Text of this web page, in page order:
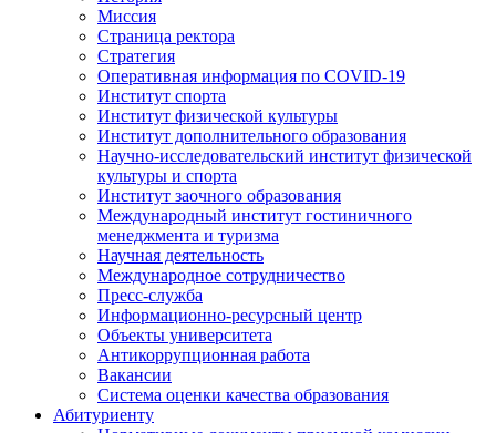
Миссия
Страница ректора
Стратегия
Оперативная информация по COVID-19
Институт спорта
Институт физической культуры
Институт дополнительного образования
Научно-исследовательский институт физической
культуры и спорта
Институт заочного образования
Международный институт гостиничного
менеджмента и туризма
Научная деятельность
Международное сотрудничество
Пресс-служба
Информационно-ресурсный центр
Объекты университета
Антикоррупционная работа
Вакансии
Система оценки качества образования
Абитуриенту